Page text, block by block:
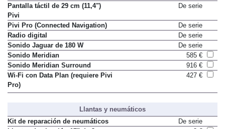
Pantalla táctil de 29 cm (11,4")
Pivi
De serie
Pivi Pro (Connected Navigation)
De serie
Radio digital
De serie
Sonido Jaguar de 180 W
De serie
Sonido Meridian
585 €
Sonido Meridian Surround
916 €
Wi-Fi con Data Plan (requiere Pivi
Pro)
427 €
Llantas y neumáticos
Kit de reparación de neumáticos
De serie